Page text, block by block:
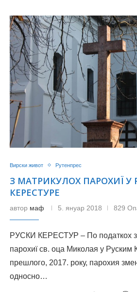
Вирски живот Рутенпрес
З МАТРИКУЛОХ ПАРОХИЇ У
КЕРЕСТУРЕ
автор маф 5. януар 2018 829
РУСКИ КЕРЕСТУР – По податкох з
парохиї св. оца Миколая у Руским
прешлого, 2017. року, парохия
односно…